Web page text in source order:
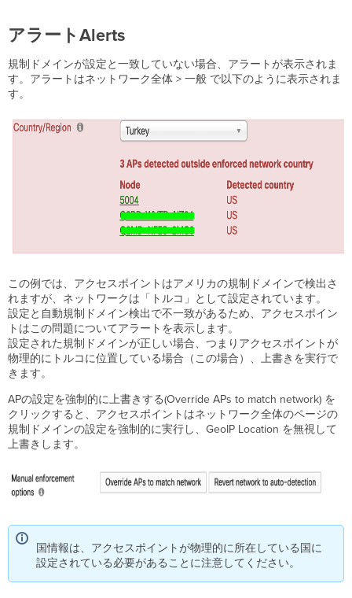
アラートAlerts
規制ドメインが設定と一致していない場合、アラートが表示されま
す。アラートはネットワーク全体 > 一般 で以下のように表示されま
す。
この例では、アクセスポイントはアメリカの規制ドメインで検出さ
れますが、ネットワークは「トルコ」として設定されています。
設定と自動規制ドメイン検出で不一致があるため、アクセスポイン
トはこの問題についてアラートを表示します。
設定された規制ドメインが正しい場合、つまりアクセスポイントが
物理的にトルコに位置している場合（この場合）、上書きを実行で
きます。
APの設定を強制的に上書きする(Override APs to match network) を
クリックすると、アクセスポイントはネットワーク全体のページの
規制ドメインの設定を強制的に実行し、GeoIP Location を無視して
上書きします。
国情報は、アクセスポイントが物理的に所在している国に
設定されている必要があることに注意してください。